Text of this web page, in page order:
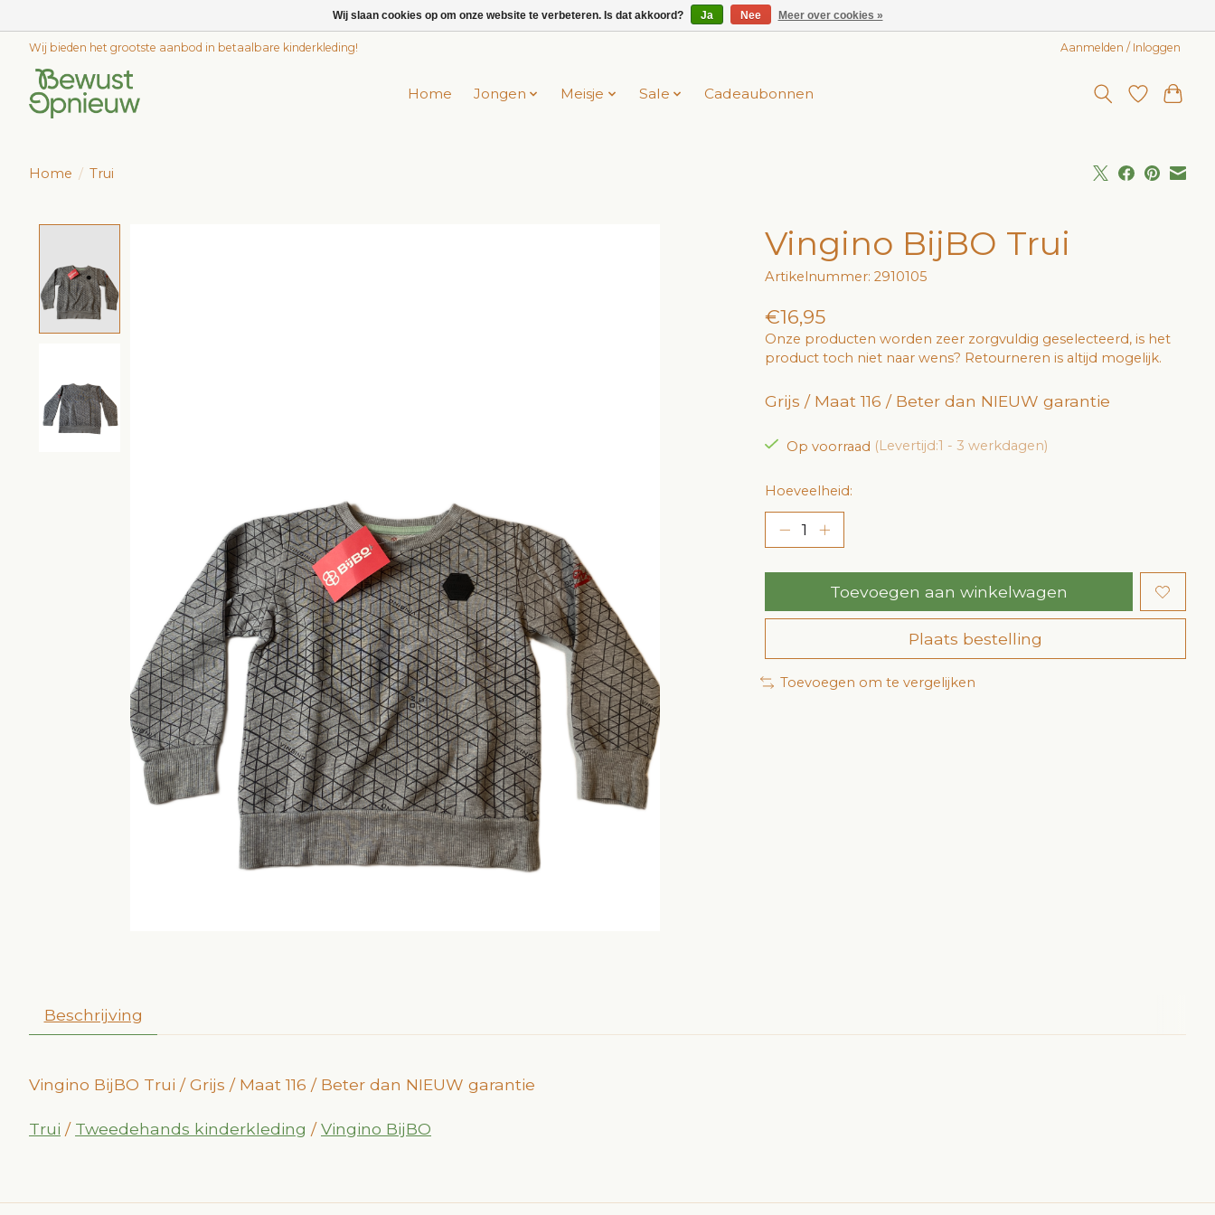
Wij bieden het grootste aanbod in betaalbare kinderkleding! Aanmelden / Inloggen
Home Jongen Meisje Sale Cadeaubonnen
Home / Trui
Vingino BijBO Trui
Artikelnummer: 2910105
€16,95
Onze producten worden zeer zorgvuldig geselecteerd, is het
product toch niet naar wens? Retourneren is altijd mogelijk.
Grijs / Maat 116 / Beter dan NIEUW garantie
Op voorraad (Levertijd:1 - 3 werkdagen)
Hoeveelheid:
Toevoegen aan winkelwagen
Plaats bestelling
Toevoegen om te vergelijken
Beschrijving
Vingino BijBO Trui / Grijs / Maat 116 / Beter dan NIEUW garantie
Trui / Tweedehands kinderkleding /Vingino BijBO
Wij slaan cookies op om onze website te verbeteren. Is dat akkoord? Ja Nee Meer over cookies »